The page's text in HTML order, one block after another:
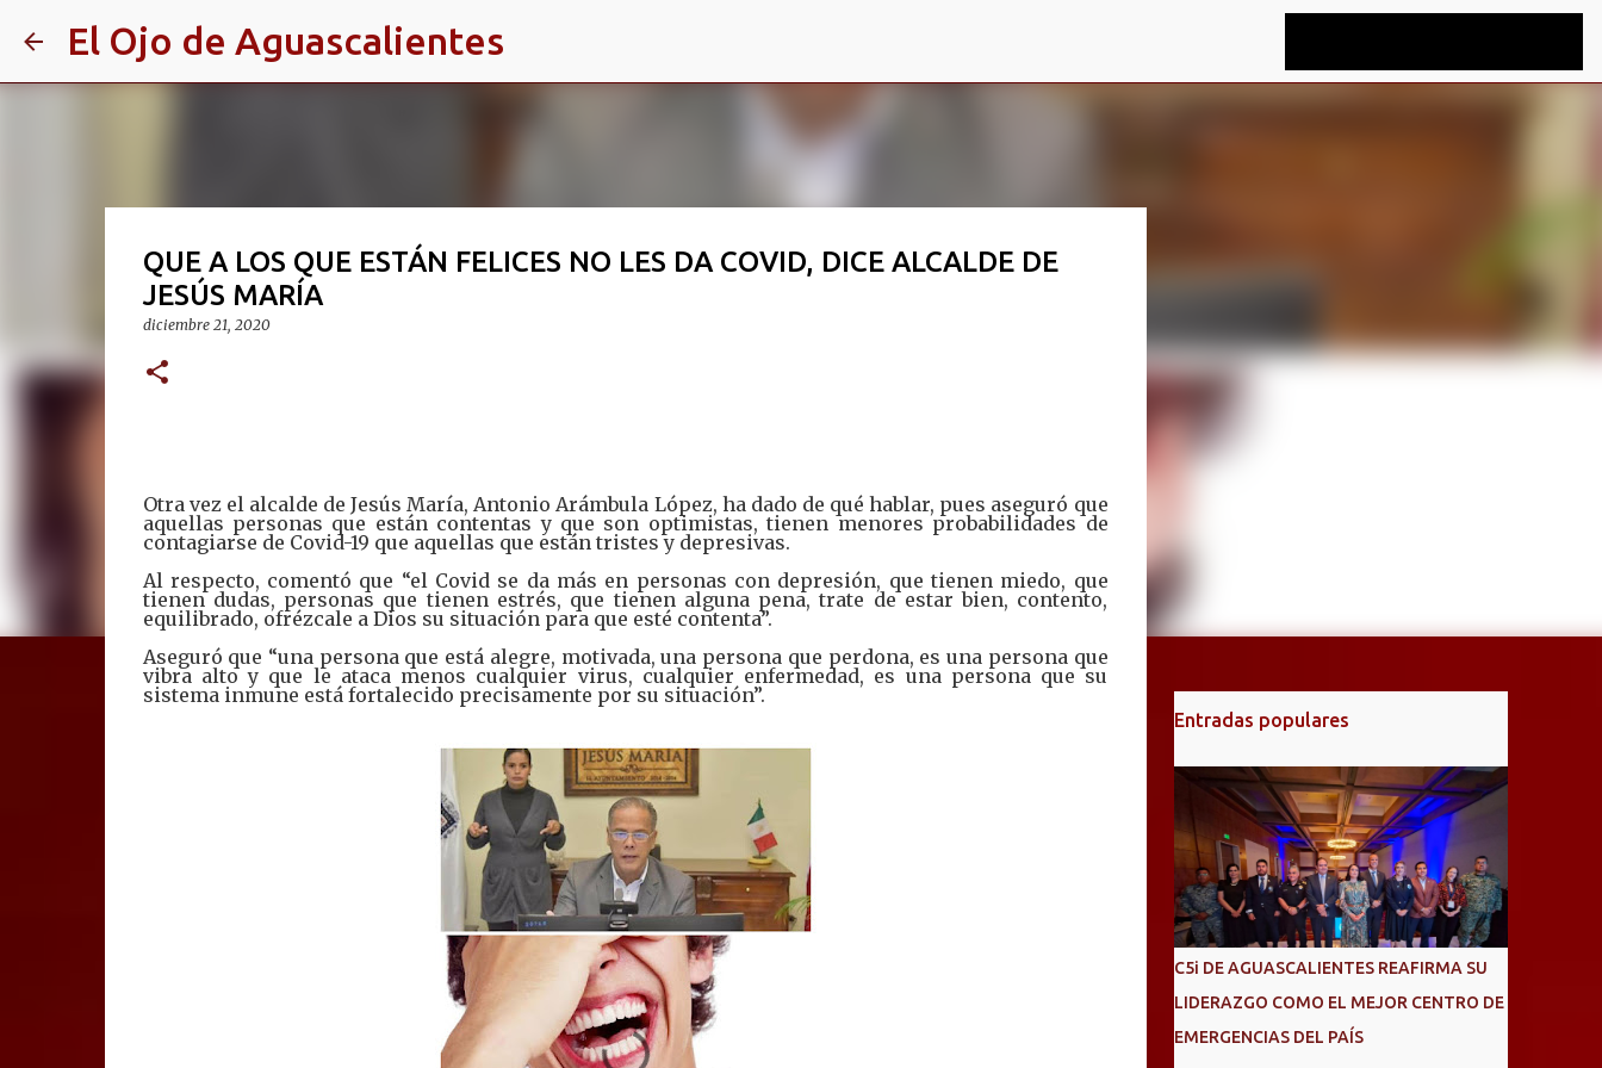
El Ojo de Aguascalientes
QUE A LOS QUE ESTÁN FELICES NO LES DA COVID, DICE ALCALDE DE
JESÚS MARÍA
diciembre 21, 2020
Otra vez el alcalde de Jesús María, Antonio Arámbula López, ha dado de qué hablar, pues aseguró que
aquellas personas que están contentas y que son optimistas, tienen menores probabilidades de
contagiarse de Covid-19 que aquellas que están tristes y depresivas.
Al respecto, comentó que “el Covid se da más en personas con depresión, que tienen miedo, que
tienen dudas, personas que tienen estrés, que tienen alguna pena, trate de estar bien, contento,
equilibrado, ofrézcale a Dios su situación para que esté contenta”.
Aseguró que “una persona que está alegre, motivada, una persona que perdona, es una persona que
vibra alto y que le ataca menos cualquier virus, cualquier enfermedad, es una persona que su
sistema inmune está fortalecido precisamente por su situación”.
Entradas populares
C5i DE AGUASCALIENTES REAFIRMA SU
LIDERAZGO COMO EL MEJOR CENTRO DE
EMERGENCIAS DEL PAÍS